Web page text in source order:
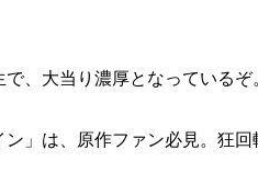
で、大当り濃厚となっているぞ
」は、原作ファン必見。狂